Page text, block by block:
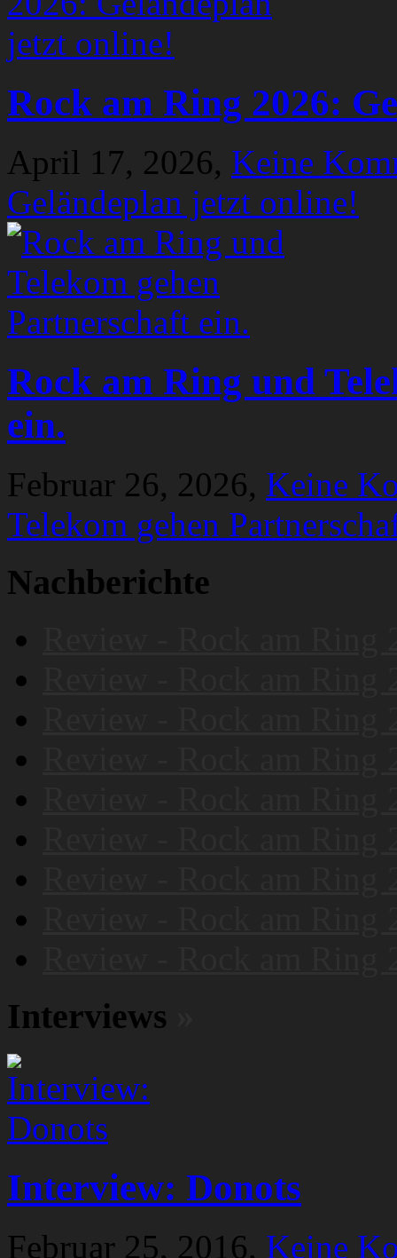
Rock am Ring 2026:
April 17, 2026, Keine
Geländeplan jetzt online!
Rock am Ring und
ein.
Februar 26, 2026, Keine
Telekom gehen
Nachberichte
Interviews
Interview: Donots
Februar 25, 2016, Keine